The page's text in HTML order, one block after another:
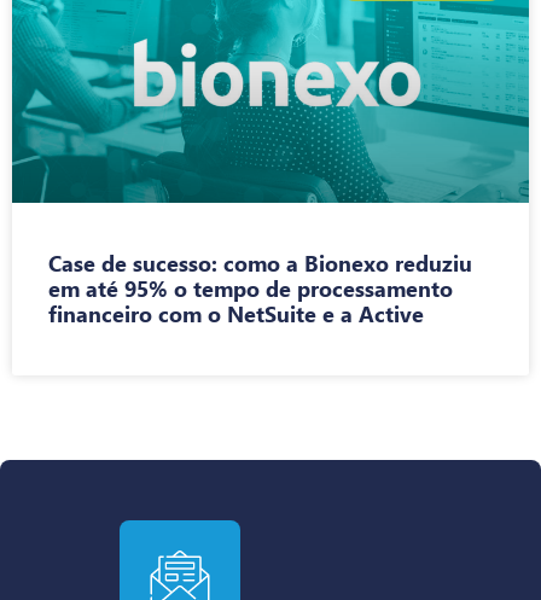
Case de sucesso: como a Bionexo reduziu
em até 95% o tempo de processamento
financeiro com o NetSuite e a Active